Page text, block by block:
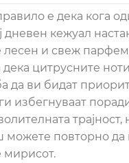
е дека кога
дневен кежуал
лесен и свеж
цитрусните
да ви бидат
избегнуваат
можете повторно да
мирисот.